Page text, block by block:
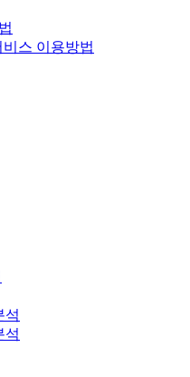
스 이용방법
석
석